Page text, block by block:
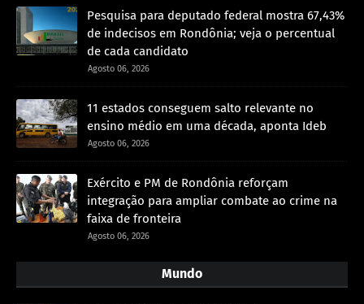
Pesquisa para deputado federal mostra 67,43%
de indecisos em Rondônia; veja o percentual
de cada candidato
Agosto 06, 2026
11 estados conseguem salto relevante no
ensino médio em uma década, aponta Ideb
Agosto 06, 2026
Exército e PM de Rondônia reforçam
integração para ampliar combate ao crime na
faixa de fronteira
Agosto 06, 2026
Mundo